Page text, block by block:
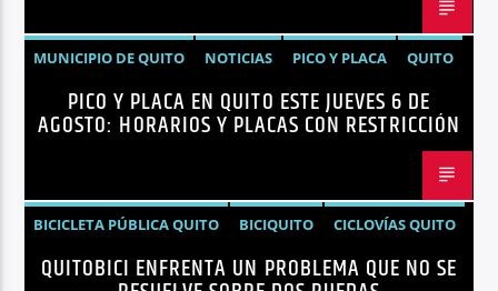
MUNICIPIO DE QUITO NOTICIAS PICO Y PLACA QUITO
PICO Y PLACA EN QUITO ESTE JUEVES 6 DE
AGOSTO: HORARIOS Y PLACAS CON RESTRICCIÓN
BICICLETA PÚBLICA QUITO BICIQUITO
CICLOVÍAS QUITO
EDITORIAL
METRO DE QUITO BICICLETA
QUITOBICI ENFRENTA UN PROBLEMA QUE NO SE